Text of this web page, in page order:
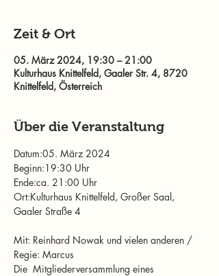
Zeit & Ort
05. März 2024, 19:30 – 21:00
Kulturhaus Knittelfeld, Gaaler Str. 4, 8720
Knittelfeld, Österreich
Über die Veranstaltung
Datum:05. März 2024
Beginn:19:30 Uhr
Ende:ca. 21:00 Uhr
Ort:Kulturhaus Knittelfeld, Großer Saal,
Gaaler Straße 4
Mit: Reinhard Nowak und vielen anderen /
Regie: Marcus
Die  Mitgliederversammlung eines